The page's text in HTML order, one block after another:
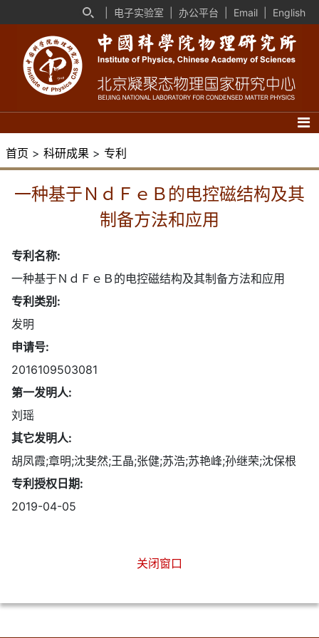
电子实验室 办公平台 Email English
首页 > 科研成果 > 专利
一种基于ＮｄＦｅＢ的电控磁结构及其
制备方法和应用
专利名称:
一种基于ＮｄＦｅＢ的电控磁结构及其制备方法和应用
专利类别:
发明
申请号:
2016109503081
第一发明人:
刘瑶
其它发明人:
胡凤霞;章明;沈斐然;王晶;张健;苏浩;苏艳峰;孙继荣;沈保根
专利授权日期:
2019-04-05
关闭窗口